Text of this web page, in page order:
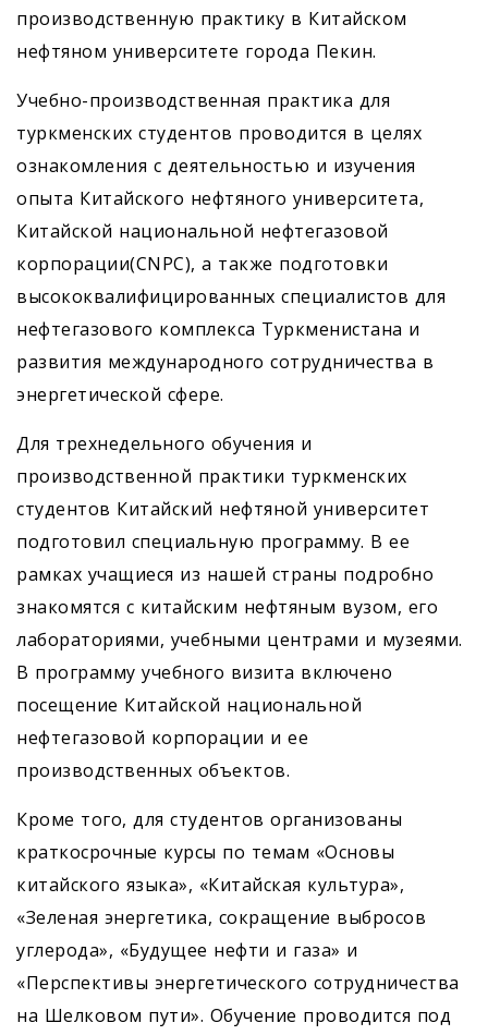
производственную практику в Китайском
нефтяном университете города Пекин.
Учебно-производственная практика для
туркменских студентов проводится в целях
ознакомления с деятельностью и изучения
опыта Китайского нефтяного университета,
Китайской национальной нефтегазовой
корпорации(CNPC), а также подготовки
высококвалифицированных специалистов для
нефтегазового комплекса Туркменистана и
развития международного сотрудничества в
энергетической сфере.
Для трехнедельного обучения и
производственной практики туркменских
студентов Китайский нефтяной университет
подготовил специальную программу. В ее
рамках учащиеся из нашей страны подробно
знакомятся с китайским нефтяным вузом, его
лабораториями, учебными центрами и музеями.
В программу учебного визита включено
посещение Китайской национальной
нефтегазовой корпорации и ее
производственных объектов.
Кроме того, для студентов организованы
краткосрочные курсы по темам «Основы
китайского языка», «Китайская культура»,
«Зеленая энергетика, сокращение выбросов
углерода», «Будущее нефти и газа» и
«Перспективы энергетического сотрудничества
на Шелковом пути». Обучение проводится под